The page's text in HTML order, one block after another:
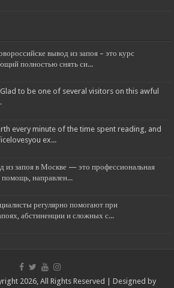
вывод из запоя – это курс
полностью снять си...
to be one of several visitors on this awful
every minute of the time spent reading, and
ex...
из запоя в Москве — это профессиональная
помощь, направлен...
регулярно помогают при
абстиненции и сложных с...
2026, All Rights Reserved | Designed by